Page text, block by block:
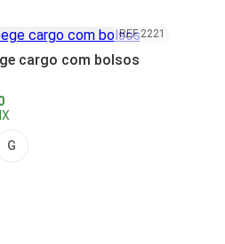
REF 2221
cargo com bolsos
G